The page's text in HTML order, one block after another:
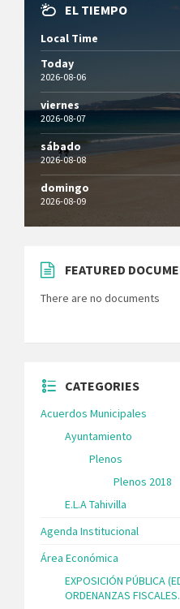
EL TIEMPO
Local Time
Today
2026-08-06
viernes
2026-08-07
sábado
2026-08-08
domingo
2026-08-09
FEATURED
There are no documents
CATEGORIES
Acuerdos Municipales
Ayuntamiento
Plenos
Plenos 2018
E.L.A Tahivilla
Agenda Institucional
Área Económica
EXPOSICIÓN PÚBLICA
ORDENANZAS